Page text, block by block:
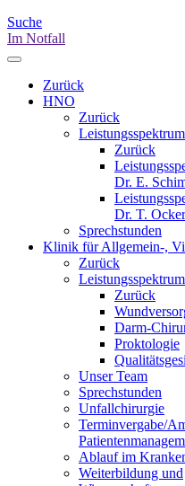
Suche
Im Notfall
Zurück
HNO
Zurück
Leistungsspektrum
Zurück
Dr. E.
Dr. T.
Sprechstunden
Klinik für Allgemein-,
Zurück
Leistungsspektrum
Zurück
Darm-
Proktologie
Unser Team
Sprechstunden
Unfallchirurgie
Terminvergabe/
Ablauf im
Weiterbildung und